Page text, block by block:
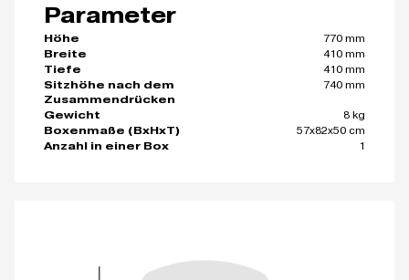
Parameter
Höhe
770 mm
Breite
410 mm
Tiefe
410 mm
Sitzhöhe nach dem
Zusammendrücken
740 mm
Gewicht
8 kg
Boxenmaße (BxHxT)
57x82x50 cm
Anzahl in einer Box
1